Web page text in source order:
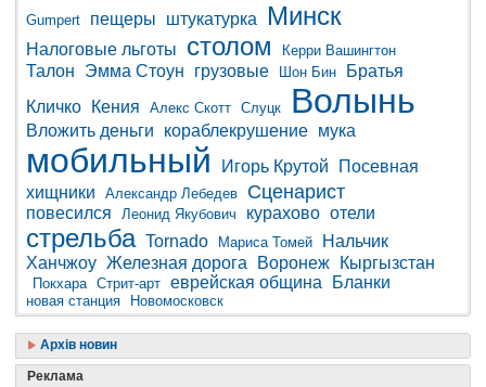
Gumpert пещеры штукатурка Минск
Налоговые льготы столом Керри Вашингтон
Талон Эмма Стоун грузовые Шон Бин
Братья
Кличко
Кения Алекс Скотт Слуцк Волынь
Вложить деньги кораблекрушение мука
мобильный Игорь Крутой
Посевная
хищники
Александр Лебедев Сценарист
повесился Леонид Якубович курахово отели
стрельба Tornado Мариса Томей
Нальчик
Ханчжоу Железная дорога Воронеж Кыргызстан
Покхара Стрит-арт еврейская община Бланки
новая станция Новомосковск
Архів новин
Реклама